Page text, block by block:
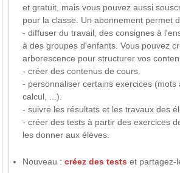
et gratuit, mais vous pouvez aussi
pour la classe. Un abonnement permet
- diffuser du travail, des consignes à
à des groupes d'enfants. Vous pouvez
arborescence pour structurer vos
- créer des contenus de cours.
- personnaliser certains exercices (mots
calcul, ...).
- suivre les résultats et les travaux des
- créer des tests à partir des exercices
les donner aux élèves.
Nouveau : créez des tests et partagez-